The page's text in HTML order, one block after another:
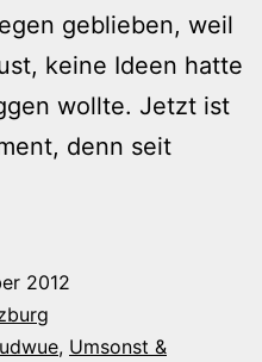
geblieben, weil
keine Ideen hatte
wollte. Jetzt ist
denn seit
2012
udwue, Umsonst &